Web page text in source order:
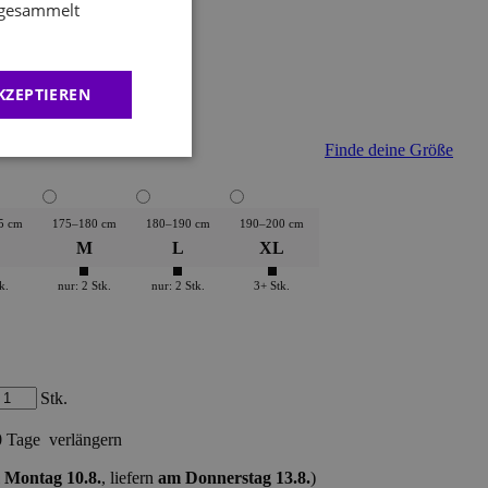
lilac
Finde deine Größe
cm 175–180 cm
M
nur: 2 Stk.
180–190 cm
L
nur: 2 Stk.
190–200 cm
XL
3+ Stk.
Stk.
Tage verlängern
Montag 10.8., liefern am Donnerstag 13.8.)